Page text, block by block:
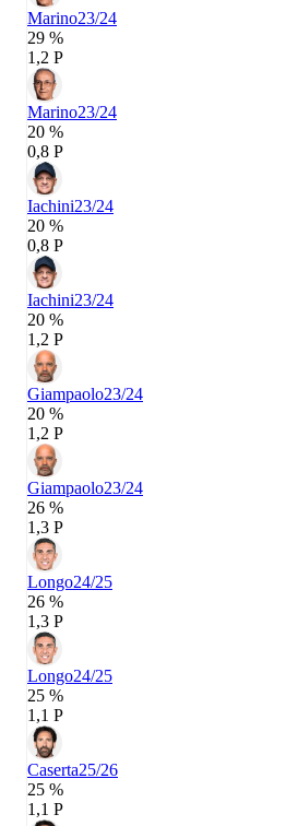
Marino23/24
29 %
1,2 P
Marino23/24
20 %
0,8 P
Iachini23/24
20 %
0,8 P
Iachini23/24
20 %
1,2 P
Giampaolo23/24
20 %
1,2 P
Giampaolo23/24
26 %
1,3 P
Longo24/25
26 %
1,3 P
Longo24/25
25 %
1,1 P
Caserta25/26
25 %
1,1 P